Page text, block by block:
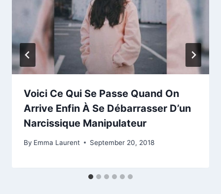
Voici Ce Qui Se Passe Quand On
Arrive Enfin À Se Débarrasser D’un
Narcissique Manipulateur
By Emma Laurent September 20, 2018